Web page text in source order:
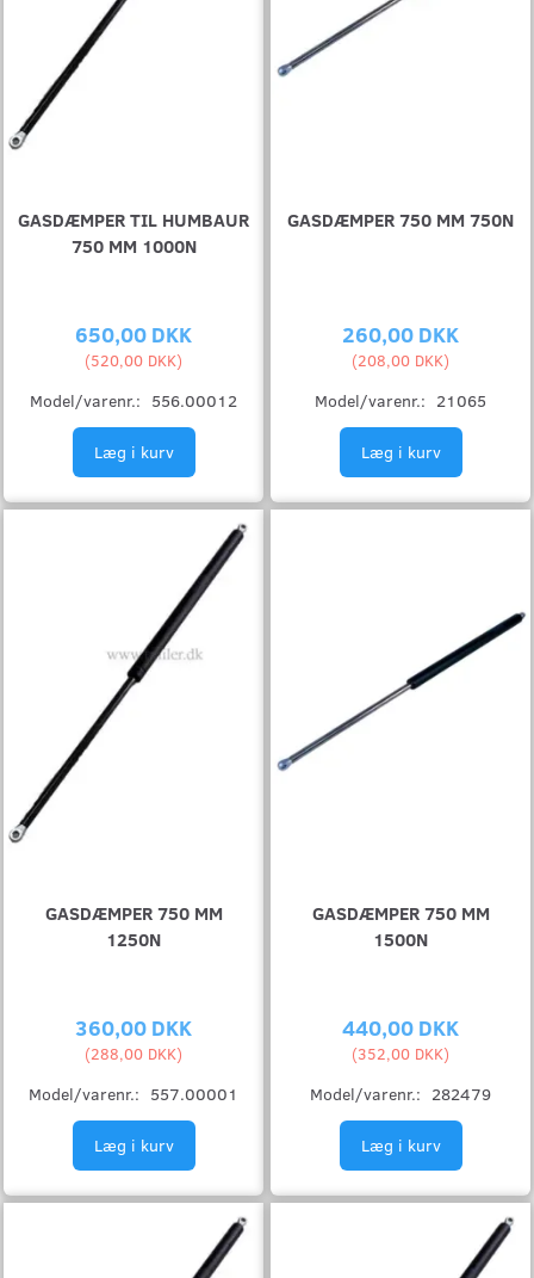
GASDÆMPER TIL HUMBAUR
750 MM 1000N
650,00 DKK
(520,00 DKK)
Model/varenr.: 556.00012
Læg i kurv
GASDÆMPER 750 MM 750N
260,00 DKK
(208,00 DKK)
Model/varenr.: 21065
Læg i kurv
GASDÆMPER 750 MM
1250N
360,00 DKK
(288,00 DKK)
Model/varenr.: 557.00001
Læg i kurv
GASDÆMPER 750 MM
1500N
440,00 DKK
(352,00 DKK)
Model/varenr.: 282479
Læg i kurv